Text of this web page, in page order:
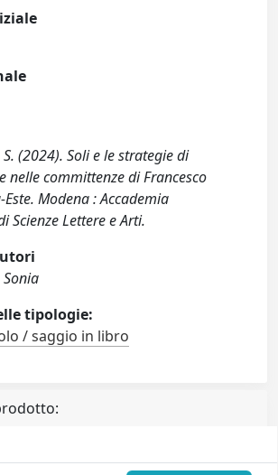
(2024). Soli e le strategie di
nelle committenze di Francesco
Este. Modena : Accademia
Scienze Lettere e Arti.
Sonia
tipologie:
/ saggio in libro